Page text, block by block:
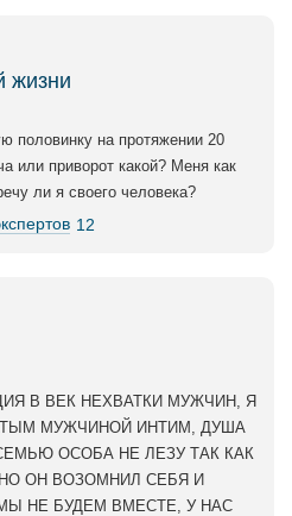
жизни
половинку на протяжении 20
или приворот какой? Меня как
ли я своего человека?
12
В ВЕК НЕХВАТКИ МУЖЧИН, Я
МУЖЧИНОЙ ИНТИМ, ДУША
ОСОБА НЕ ЛЕЗУ ТАК КАК
ОН ВОЗОМНИЛ СЕБЯ И
НЕ БУДЕМ ВМЕСТЕ, У НАС